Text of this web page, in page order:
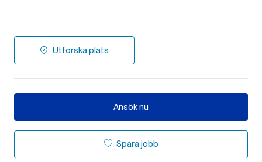
Utforska plats
Ansök nu
Spara jobb